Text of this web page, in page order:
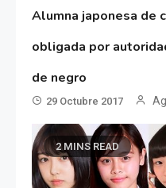
Alumna japonesa de
obligada por
de negro
29 Octubre 2017
2 MINS READ